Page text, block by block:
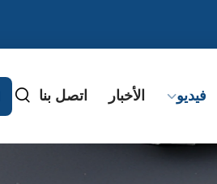
فيديو الأخبار اتصل بنا